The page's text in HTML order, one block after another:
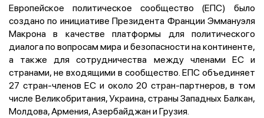
Европейское политическое сообщество (ЕПС) было
создано по инициативе Президента Франции Эммануэля
Макрона в качестве платформы для политического
диалога по вопросам мира и безопасности на континенте,
а также для сотрудничества между членами ЕС и
странами, не входящими в сообщество. ЕПС объединяет
27 стран-членов ЕС и около 20 стран-партнеров, в том
числе Великобритания, Украина, страны Западных Балкан,
Молдова, Армения, Азербайджан и Грузия.